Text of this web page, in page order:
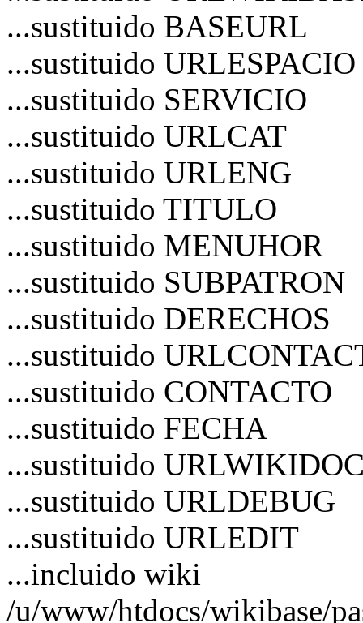
...sustituido BASEURL
...sustituido URLESPACIO
...sustituido SERVICIO
...sustituido URLCAT
...sustituido URLENG
...sustituido TITULO
...sustituido MENUHOR
...sustituido SUBPATRON
...sustituido DERECHOS
...sustituido
...sustituido CONTACTO
...sustituido FECHA
...sustituido
...sustituido URLDEBUG
...sustituido URLEDIT
...incluido wiki
/u/www/htdocs/wikibase/